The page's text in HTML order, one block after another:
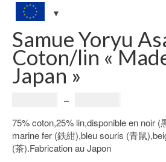
Samue Yoryu
Coton/lin «
Japan »
–
prix :
159.00€
75% coton,25% lin,disponible en noir (
marine fer (鉄紺),bleu souris (青鼠
(茶).Fabrication au Japon